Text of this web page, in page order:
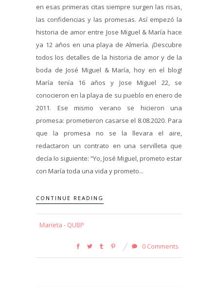
en esas primeras citas siempre surgen las risas,
las confidencias y las promesas. Así empezó la
historia de amor entre Jose Miguel & María hace
ya 12 años en una playa de Almería. ¡Descubre
todos los detalles de la historia de amor y de la
boda de José Miguel & María, hoy en el blog!
María tenía 16 años y Jose Miguel 22, se
conocieron en la playa de su pueblo en enero de
2011. Ese mismo verano se hicieron una
promesa: prometieron casarse el 8.08.2020. Para
que la promesa no se la llevara el aire,
redactaron un contrato en una servilleta que
decía lo siguiente: “Yo, José Miguel, prometo estar
con María toda una vida y prometo...
CONTINUE READING
Marieta - QUBP
0 Comments